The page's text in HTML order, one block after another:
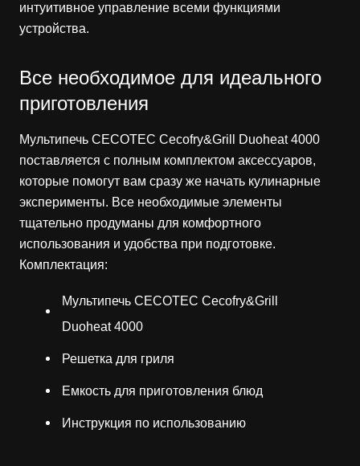
интуитивное управление всеми функциями
устройства.
Все необходимое для идеального
приготовления
Мультипечь CECOTEC Cecofry&Grill Duoheat 4000
поставляется с полным комплектом аксессуаров,
которые помогут вам сразу же начать кулинарные
эксперименты. Все необходимые элементы
тщательно продуманы для комфортного
использования и удобства при подготовке.
Комплектация:
Мультипечь CECOTEC Cecofry&Grill
Duoheat 4000
Решетка для гриля
Емкость для приготовления блюд
Инструкция по использованию